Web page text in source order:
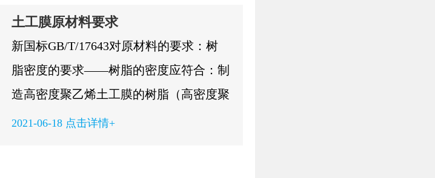
性饵料，这样它才能迅速生长。所以通常
使用土工膜会更好一些，在底部种植一
些...
产生老化，土工膜也不例外。通过测试氧
化诱导时间，可以了解土工膜中抗氧化剂
的含量水平，从而可以判断出土工膜的长
久性能。氧化诱导时间是考量HDPE土工
土工膜原材料要求
新国标GB/T/17643对原材料的要求：树
脂密度的要求——树脂的密度应符合：制
造高密度聚乙烯土工膜的树脂（高密度聚
乙烯PE-HD或中密度聚乙烯PE-MD）密度
2021-06-18 点击详情+